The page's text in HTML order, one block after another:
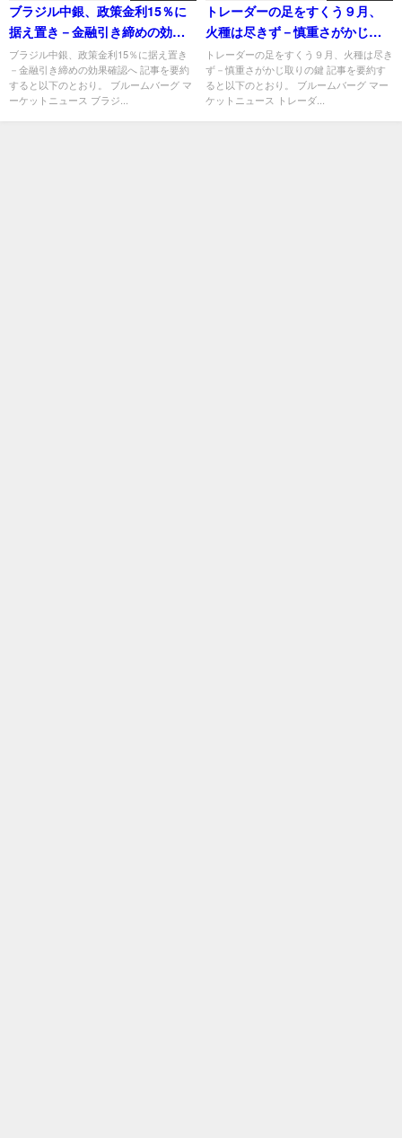
ブラジル中銀、政策金利15％に
据え置き－金融引き締めの効果
確認へ
ブラジル中銀、政策金利15％に据え置き
－金融引き締めの効果確認へ 記事を要約
すると以下のとおり。 ブルームバーグ マ
ーケットニュース ブラジ...
トレーダーの足をすくう９月、
火種は尽きず－慎重さがかじ取
りの鍵
トレーダーの足をすくう９月、火種は尽き
ず－慎重さがかじ取りの鍵 記事を要約す
ると以下のとおり。 ブルームバーグ マー
ケットニュース トレーダ...